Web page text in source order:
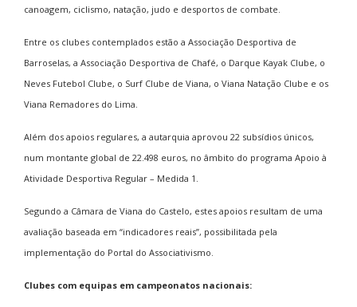
canoagem, ciclismo, natação, judo e desportos de combate.
Entre os clubes contemplados estão a Associação Desportiva de
Barroselas, a Associação Desportiva de Chafé, o Darque Kayak Clube, o
Neves Futebol Clube, o Surf Clube de Viana, o Viana Natação Clube e os
Viana Remadores do Lima.
Além dos apoios regulares, a autarquia aprovou 22 subsídios únicos,
num montante global de 22.498 euros, no âmbito do programa Apoio à
Atividade Desportiva Regular – Medida 1.
Segundo a Câmara de Viana do Castelo, estes apoios resultam de uma
avaliação baseada em “indicadores reais”, possibilitada pela
implementação do Portal do Associativismo.
Clubes com equipas em campeonatos nacionais: